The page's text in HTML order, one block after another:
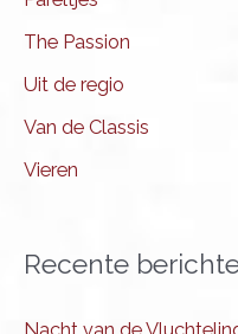
The Passion
Uit de regio
Van de Classis
Vieren
Recente